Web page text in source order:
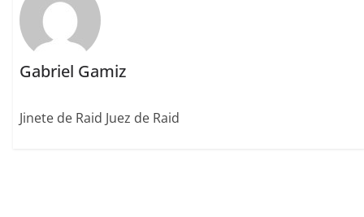
Gabriel Gamiz
Jinete de Raid Juez de Raid